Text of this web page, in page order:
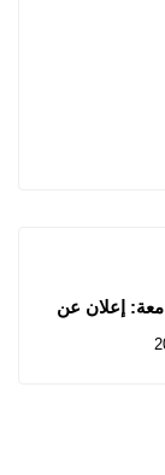
إعلان عن